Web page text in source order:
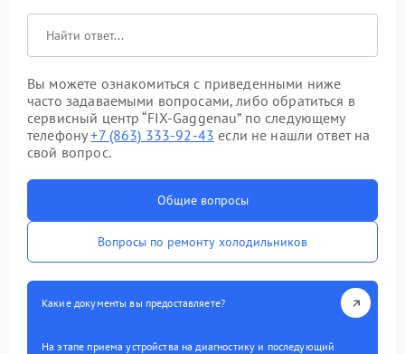
Вы можете ознакомиться с приведенными ниже
часто задаваемыми вопросами, либо обратиться в
сервисный центр “FIX-Gaggenau” по следующему
телефону+7 (863) 333-92-43 если не нашли ответ на
свой вопрос.
Общие вопросы
Вопросы по ремонту холодильников
Какие документы вы предоставляете?
На этапе приема устройства на диагностику и последующий